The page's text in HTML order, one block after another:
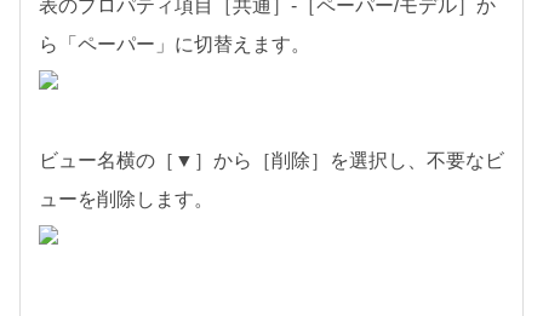
表のプロパティ項目［共通］-［ペーパー/モデル］か
ら「ペーパー」に切替えます。
ビュー名横の［▼］から［削除］を選択し、不要なビ
ューを削除します。